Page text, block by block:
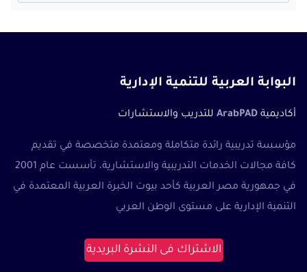
عن:
البوابة العربية للتنمية الإدارية
أكاديمية ArabPAD للتدريب والاستشارات
مؤسسة تدريبية رائدة متكاملة ومعتمدة متخصصة في تقديم
كافة مجالات الخدمات التدريبية والاستشارية، تأسست عام 2001
في جمهورية مصر العربية كأحد بيوت الخبرة العربية المعتمدة في
التنمية الإدارية على مستوى الوطن العربي
الاشتراك فى النشرة البريدية